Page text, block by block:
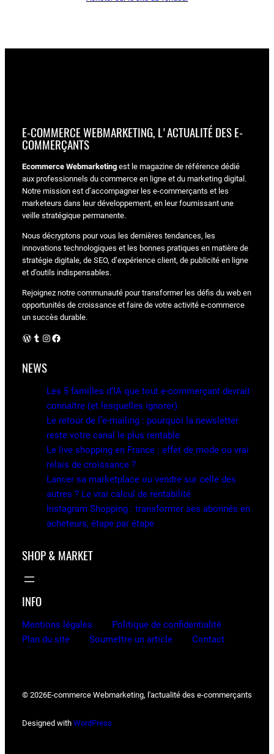
E-COMMERCE WEBMARKETING, L'ACTUALITÉ DES E-
COMMERÇANTS
Ecommerce Webmarketing est le magazine de référence dédié
aux professionnels du commerce en ligne et du marketing digital.
Notre mission est d’accompagner les e-commerçants et les
marketeurs dans leur développement, en leur fournissant une
veille stratégique permanente.
Nous décryptons pour vous les dernières tendances, les
innovations technologiques et les bonnes pratiques en matière de
stratégie digitale, de SEO, d’expérience client, de publicité en ligne
et d’outils indispensables.
Rejoignez notre communauté pour transformer les défis du web en
opportunités de croissance et faire de votre activité e-commerce
un succès durable.
WordPress Instagram Facebook
NEWS
Les 5 familles d’IA que tout e-commerçant devrait
connaître (et lesquelles ignorer)
Le retour de l’e-mailing : pourquoi la newsletter
reste votre canal le plus rentable
Le live shopping en France : effet de mode ou vrai
relais de croissance ?
Lancer sa marketplace ou vendre sur celle des
autres ? Le vrai calcul de rentabilité
Instagram Shopping : transformer ses abonnés en
acheteurs, étape par étape
SHOP & MARKET
INFO
Mentions légales
Politique de confidentialité
Plan du site
Soumettre un article Contact
© 2026E-commerce Webmarketing, l'actualité des e-commerçants
Designed with WordPress